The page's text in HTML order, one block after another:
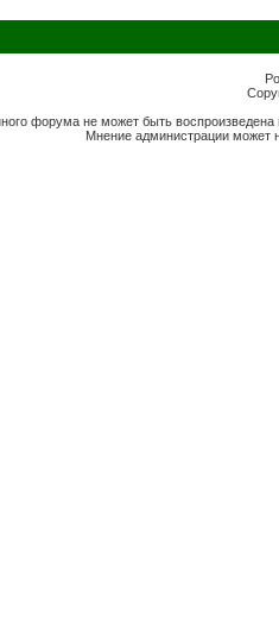
форума не может быть
Мнение администрации может